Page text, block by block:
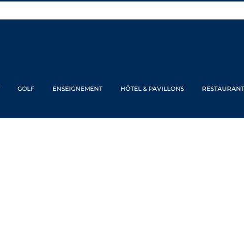
GOLF ENSEIGNEMENT HÔTEL & PAVILLONS RESTAURANT